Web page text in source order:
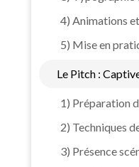
4) Animations
5) Mise en
Le Pitch :
1) Préparation
2) Techniques
3) Présence